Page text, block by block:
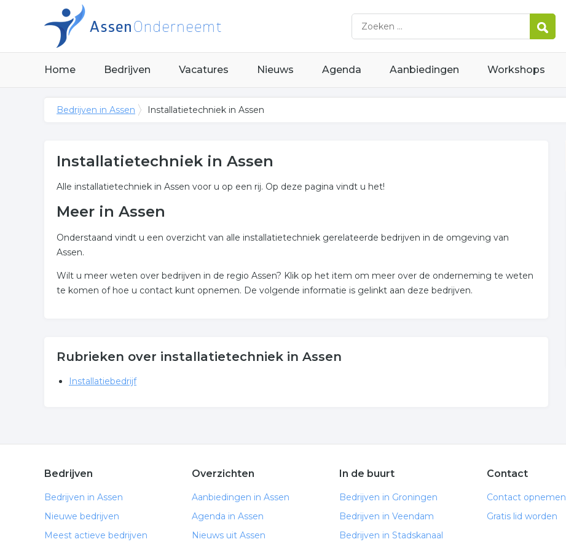
Home Bedrijven Vacatures Nieuws Agenda Aanbiedingen Workshops
Bedrijven in Assen Installatietechniek in Assen
Installatietechniek in Assen
Alle installatietechniek in Assen voor u op een rij. Op deze pagina vindt u het!
Meer in Assen
Onderstaand vindt u een overzicht van alle installatietechniek gerelateerde bedrijven in de omgeving van
Assen.
Wilt u meer weten over bedrijven in de regio Assen? Klik op het item om meer over de onderneming te weten
te komen of hoe u contact kunt opnemen. De volgende informatie is gelinkt aan deze bedrijven.
Rubrieken over installatietechniek in Assen
Installatiebedrijf
Bedrijven
Bedrijven in Assen
Nieuwe bedrijven
Meest actieve bedrijven
Overzichten
Aanbiedingen in Assen
Agenda in Assen
Nieuws uit Assen
In de buurt
Bedrijven in Groningen
Bedrijven in Veendam
Bedrijven in Stadskanaal
Contact
Contact opnemen
Gratis lid worden